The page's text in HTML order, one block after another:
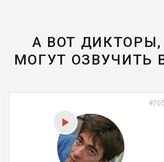
А ВОТ
МОГУТ ОЗВУЧИТЬ
#705